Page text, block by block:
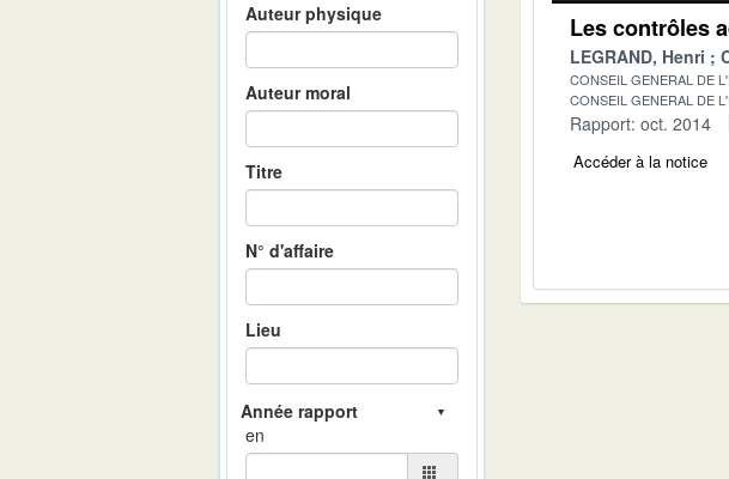
Auteur physique
Auteur moral
Titre
N° d'affaire
Lieu
en
Les contrôles
LEGRAND, Henri
CONSEIL GENERAL DE
CONSEIL GENERAL DE
Rapport: oct. 2014
Accéder à la notice